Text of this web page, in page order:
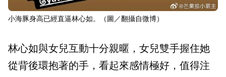
小海豚身高已經直逼林心如。（圖／翻攝自微博）
林心如與女兒互動十分親暱，女兒雙手握住她
從背後環抱著的手，看起來感情極好，值得注